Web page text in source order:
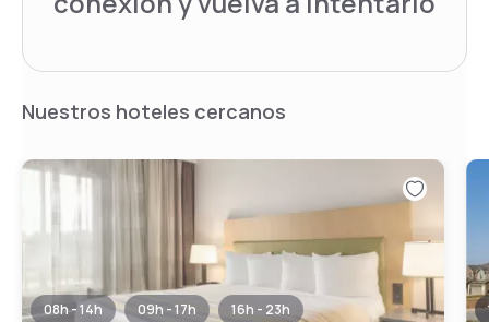
Nuestros hoteles cercanos
08h - 14h 09h - 17h 16h - 23h